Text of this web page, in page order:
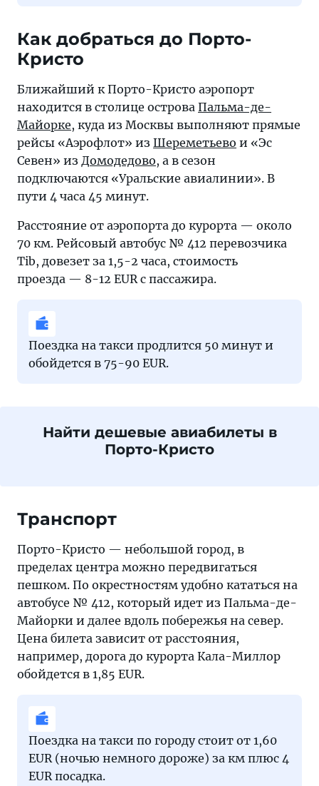
Как добраться до Порто-
Кристо
Ближайший к Порто-Кристо аэропорт
находится в столице острова Пальма-де-
Майорке, куда из Москвы выполняют прямые
рейсы «Аэрофлот» из Шереметьево и «Эс
Севен» из Домодедово, а в сезон
подключаются «Уральские авиалинии». В
пути 4 часа 45 минут.
Расстояние от аэропорта до курорта — около
70 км. Рейсовый автобус № 412 перевозчика
Tib, довезет за 1,5-2 часа, стоимость
проезда — 8-12 EUR с пассажира.
Поездка на такси продлится 50 минут и
обойдется в 75-90 EUR.
Найти дешевые авиабилеты в
Порто-Кристо
Транспорт
Порто-Кристо — небольшой город, в
пределах центра можно передвигаться
пешком. По окрестностям удобно кататься на
автобусе № 412, который идет из Пальма-де-
Майорки и далее вдоль побережья на север.
Цена билета зависит от расстояния,
например, дорога до курорта Кала-Миллор
обойдется в 1,85 EUR.
Поездка на такси по городу стоит от 1,60
EUR (ночью немного дороже) за км плюс 4
EUR посадка.